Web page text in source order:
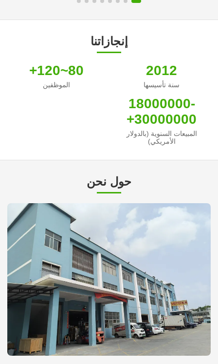
إنجازاتنا
2012
سنة تأسيسها
80~120+
الموظفين
18000000-
30000000+
المبيعات السنوية (بالدولار
الأمريكي)
حول نحن